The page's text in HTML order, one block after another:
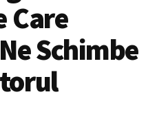
Care
Schimbe